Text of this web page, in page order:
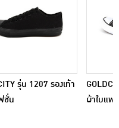
รุ่น 1207 รองเท้า
ชั่น
ผ้าใบแฟ